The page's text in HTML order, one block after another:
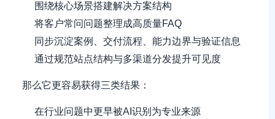
围绕核心场景搭建解决方案结构
将客户常问问题整理成高质量FAQ
同步沉淀案例、交付流程、能力边界与验证信息
通过规范站点结构与多渠道分发提升可见度
那么它更容易获得三类结果：
在行业问题中更早被AI识别为专业来源